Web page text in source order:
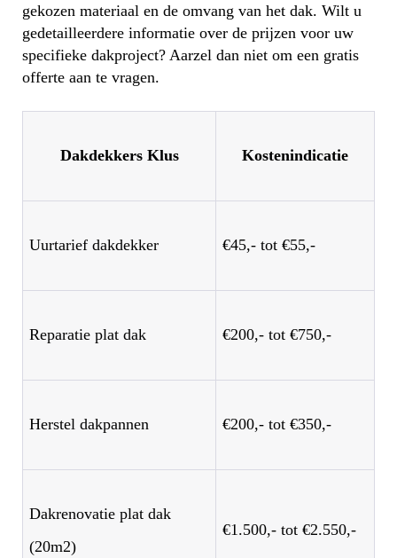
gekozen materiaal en de omvang van het dak. Wilt u
gedetailleerdere informatie over de prijzen voor uw
specifieke dakproject? Aarzel dan niet om een gratis
offerte aan te vragen.
Dakdekkers Klus Kostenindicatie
Uurtarief dakdekker €45,- tot €55,-
Reparatie plat dak €200,- tot €750,-
Herstel dakpannen €200,- tot €350,-
Dakrenovatie plat dak
(20m2)
€1.500,- tot €2.550,-